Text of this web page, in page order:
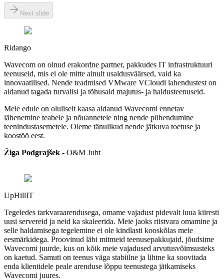
Next slide
Ridango
Wavecom on olnud erakordne partner, pakkudes IT infrastruktuuri
teenuseid, mis ei ole mitte ainult usaldusväärsed, vaid ka
innovaatilised. Nende teadmised VMware VCloudi lahendustest on
aidanud tagada turvalisi ja tõhusaid majutus- ja haldusteenuseid.
Meie edule on oluliselt kaasa aidanud Wavecomi ennetav
lähenemine teabele ja nõuannetele ning nende pühendumine
teenindustasemetele. Oleme tänulikud nende jätkuva toetuse ja
koostöö eest.
Žiga Podgrajšek - O&M Juht
UpHillIT
Tegeledes tarkvaraarendusega, omame vajadust pidevalt luua kiiresti
uusi servereid ja neid ka skaleerida. Meie jaoks riistvara omamine ja
selle haldamisega tegelemine ei ole kindlasti kooskõlas meie
eesmärkidega. Proovinud läbi mitmeid teenusepakkujaid, jõudsime
Wavecomi juurde, kus on kõik meie vajadused arvutusvõimsusteks
on kaetud. Samuti on teenus väga stabiilne ja lihtne ka soovitada
enda klientidele peale arenduse lõppu teenustega jätkamiseks
Wavecomi juures.